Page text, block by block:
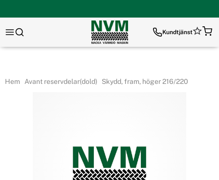
Kundtjänst
Hem Avant reservdelar(dold) Skydd, fram, höger 216/220